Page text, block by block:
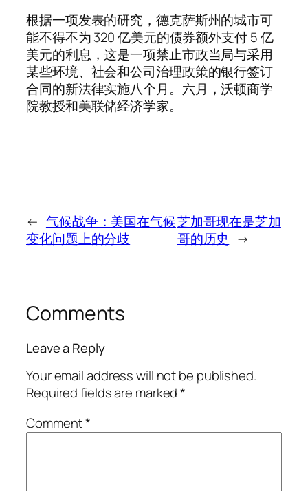
根据一项发表的研究，德克萨斯州的城市可
能不得不为 320 亿美元的债券额外支付 5 亿
美元的利息，这是一项禁止市政当局与采用
某些环境、社会和公司治理政策的银行签订
合同的新法律实施八个月。六月，沃顿商学
院教授和美联储经济学家。
← 气候战争：美国在气候
变化问题上的分歧
芝加哥现在是芝加
哥的历史
→
Comments
Leave a Reply
Your email address will not be published.
Required fields are marked*
Comment*